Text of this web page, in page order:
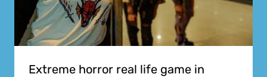
Extreme horror real life game in